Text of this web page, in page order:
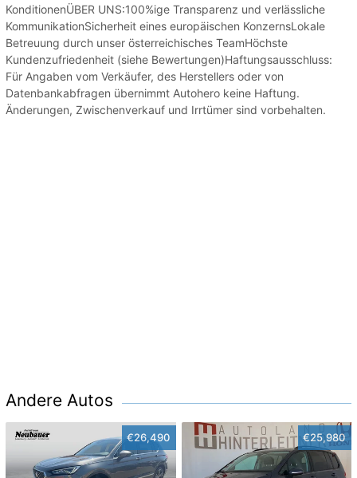
KonditionenÜBER UNS:100%ige Transparenz und verlässliche
KommunikationSicherheit eines europäischen KonzernsLokale
Betreuung durch unser österreichisches TeamHöchste
Kundenzufriedenheit (siehe Bewertungen)Haftungsausschluss:
Für Angaben vom Verkäufer, des Herstellers oder von
Datenbankabfragen übernimmt Autohero keine Haftung.
Änderungen, Zwischenverkauf und Irrtümer sind vorbehalten.
Andere Autos
€26,490 €25,980